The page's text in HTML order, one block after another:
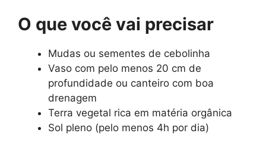
O que você vai precisar
Mudas ou sementes de cebolinha
Vaso com pelo menos 20 cm de
profundidade ou canteiro com boa
drenagem
Terra vegetal rica em matéria orgânica
Sol pleno (pelo menos 4h por dia)